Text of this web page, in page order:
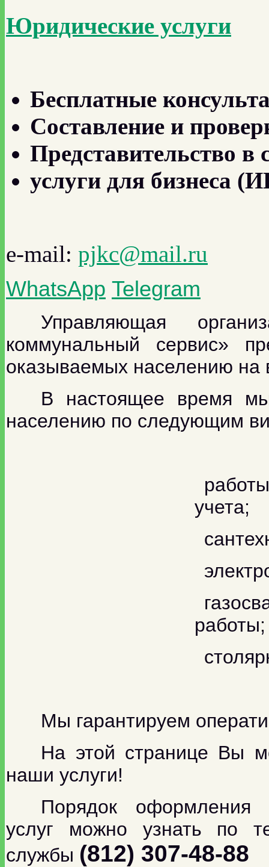
Юридические услуги
Бесплатные
Составление и
Представительство в
услуги для
e-mail: pjkc@mail.ru
WhatsApp Telegram
Управляющая
коммунальный сервис»
оказываемых населению на
В настоящее время мы
населению по следующим
учета;
работы;
Мы гарантируем
На этой странице Вы
наши услуги!
Порядок оформления
услуг можно узнать по
службы (812) 307-48-88